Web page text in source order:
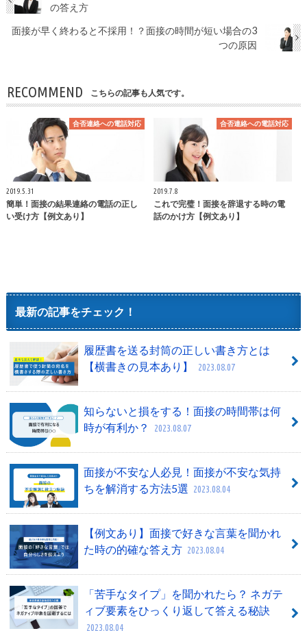
の答え方
面接が早く終わると不採用！？面接の時間が短い場合の3
つの原因
RECOMMEND こちらの記事も人気です。
合否連絡への電話対応
2019.5.31
簡単！面接の結果連絡の電話の正し
い受け方【例文あり】
合否連絡への電話対応
2019.7.8
これで完璧！面接を辞退する時の電
話のかけ方【例文あり】
最新の記事をチェック！
履歴書を送る封筒の正しい書き方とは
【横書きの見本あり】
2023.08.07
知らないと損をする！面接の時間帯は何
時が有利か？
2023.08.07
面接が不安な人必見！面接が不安な気持
ちを解消する方法5選 2023.08.04
【例文あり】面接で好きな言葉を聞かれ
た時の的確な答え方 2023.08.04
「苦手なタイプ」を聞かれたら？ ネガテ
ィブ要素をひっくり返して答える秘訣
2023.08.04